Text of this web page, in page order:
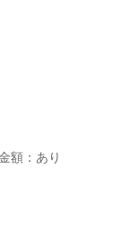
額：あり